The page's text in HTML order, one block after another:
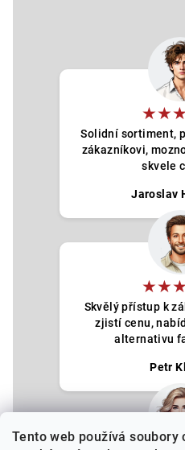
Tento web používá soubory
Solidní sortiment,
zákazníkovi,
skvele
Jaroslav
Skvělý přístup k
zjistí cenu,
alternativu
Petr